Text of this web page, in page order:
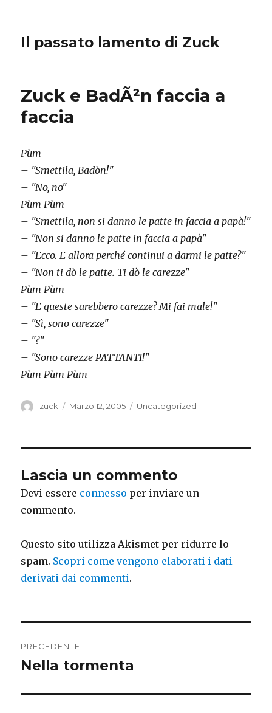
Il passato lamento di Zuck
Zuck e BadÃ²n faccia a
faccia
Pùm
– "Smettila, Badòn!"
– "No, no"
Pùm Pùm
– "Smettila, non si danno le patte in faccia a papà!"
– "Non si danno le patte in faccia a papà"
– "Ecco. E allora perché continui a darmi le patte?"
– "Non ti dò le patte. Ti dò le carezze"
Pùm Pùm
– "E queste sarebbero carezze? Mi fai male!"
– "Sì, sono carezze"
– "?"
– "Sono carezze PATTANTI!"
Pùm Pùm Pùm
Autore
zuck
Pubblicato
Marzo 12, 2005 Categorie
Uncategorized
Lascia un commento
Devi essere connesso per inviare un
commento.
Questo sito utilizza Akismet per ridurre lo
spam. Scopri come vengono elaborati i dati
derivati dai commenti.
articoli
PRECEDENTE
Articolo
Nella tormenta